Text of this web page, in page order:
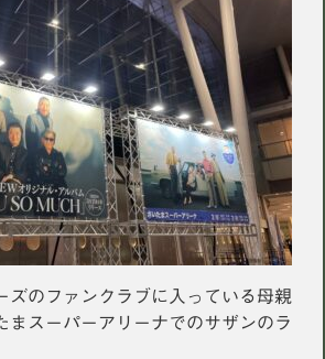
ズのファンクラブに入っている母親
まスーパーアリーナでのサザンのラ